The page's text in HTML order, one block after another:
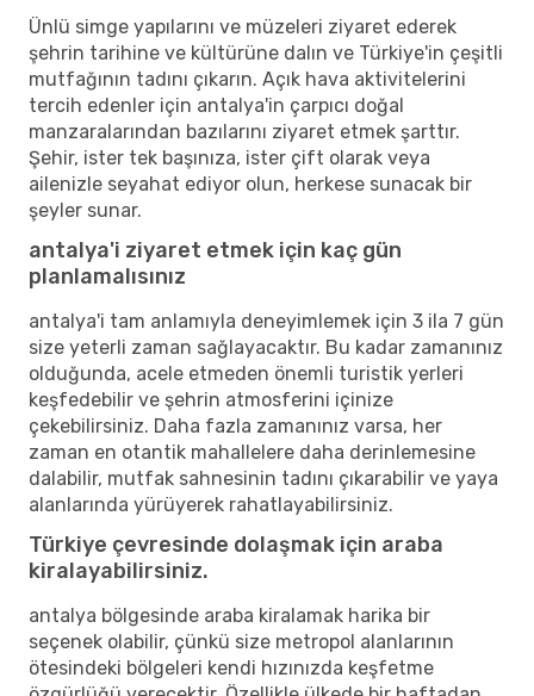
Ünlü simge yapılarını ve müzeleri ziyaret ederek
şehrin tarihine ve kültürüne dalın ve Türkiye'in çeşitli
mutfağının tadını çıkarın. Açık hava aktivitelerini
tercih edenler için antalya'in çarpıcı doğal
manzaralarından bazılarını ziyaret etmek şarttır.
Şehir, ister tek başınıza, ister çift olarak veya
ailenizle seyahat ediyor olun, herkese sunacak bir
şeyler sunar.
antalya'i ziyaret etmek için kaç gün
planlamalısınız
antalya'i tam anlamıyla deneyimlemek için 3 ila 7 gün
size yeterli zaman sağlayacaktır. Bu kadar zamanınız
olduğunda, acele etmeden önemli turistik yerleri
keşfedebilir ve şehrin atmosferini içinize
çekebilirsiniz. Daha fazla zamanınız varsa, her
zaman en otantik mahallelere daha derinlemesine
dalabilir, mutfak sahnesinin tadını çıkarabilir ve yaya
alanlarında yürüyerek rahatlayabilirsiniz.
Türkiye çevresinde dolaşmak için araba
kiralayabilirsiniz.
antalya bölgesinde araba kiralamak harika bir
seçenek olabilir, çünkü size metropol alanlarının
ötesindeki bölgeleri kendi hızınızda keşfetme